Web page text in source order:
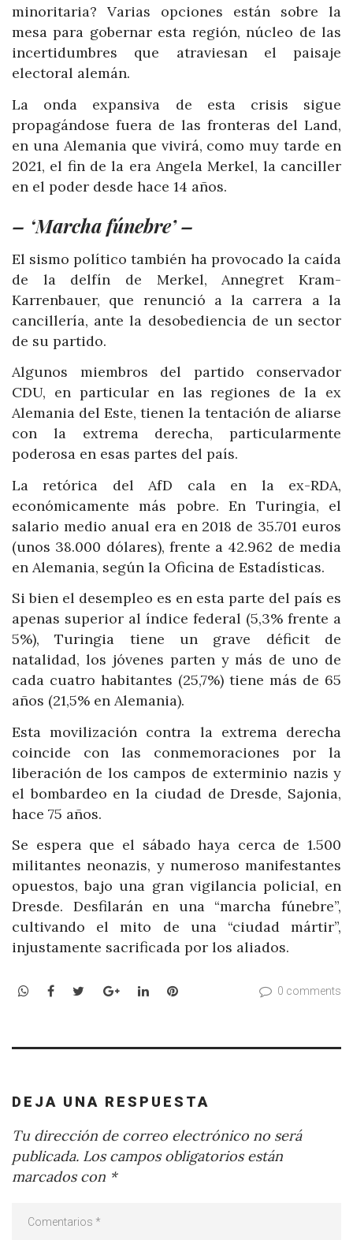
minoritaria? Varias opciones están sobre la
mesa para gobernar esta región, núcleo de las
incertidumbres que atraviesan el paisaje
electoral alemán.
La onda expansiva de esta crisis sigue
propagándose fuera de las fronteras del Land,
en una Alemania que vivirá, como muy tarde en
2021, el fin de la era Angela Merkel, la canciller
en el poder desde hace 14 años.
– ‘Marcha fúnebre’ –
El sismo político también ha provocado la caída
de la delfín de Merkel, Annegret Kram-
Karrenbauer, que renunció a la carrera a la
cancillería, ante la desobediencia de un sector
de su partido.
Algunos miembros del partido conservador
CDU, en particular en las regiones de la ex
Alemania del Este, tienen la tentación de aliarse
con la extrema derecha, particularmente
poderosa en esas partes del país.
La retórica del AfD cala en la ex-RDA,
económicamente más pobre. En Turingia, el
salario medio anual era en 2018 de 35.701 euros
(unos 38.000 dólares), frente a 42.962 de media
en Alemania, según la Oficina de Estadísticas.
Si bien el desempleo es en esta parte del país es
apenas superior al índice federal (5,3% frente a
5%), Turingia tiene un grave déficit de
natalidad, los jóvenes parten y más de uno de
cada cuatro habitantes (25,7%) tiene más de 65
años (21,5% en Alemania).
Esta movilización contra la extrema derecha
coincide con las conmemoraciones por la
liberación de los campos de exterminio nazis y
el bombardeo en la ciudad de Dresde, Sajonia,
hace 75 años.
Se espera que el sábado haya cerca de 1.500
militantes neonazis, y numeroso manifestantes
opuestos, bajo una gran vigilancia policial, en
Dresde. Desfilarán en una “marcha fúnebre”,
cultivando el mito de una “ciudad mártir”,
injustamente sacrificada por los aliados.
WhatsApp
Facebook
TwitterGoogle+LinkedInPinterest 0 comments
DEJA UNA RESPUESTA
Tu dirección de correo electrónico no será
publicada. Los campos obligatorios están
marcados con *